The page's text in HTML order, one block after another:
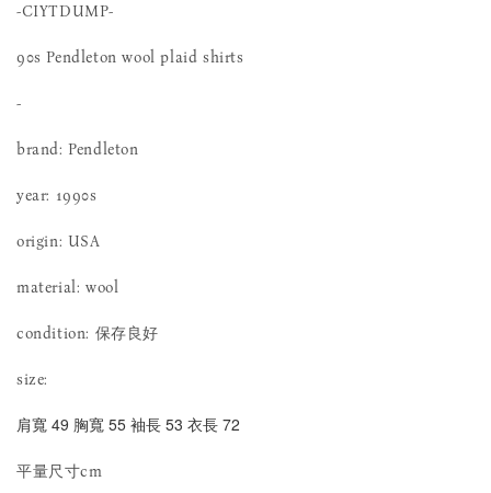
-CIYTDUMP-
90s Pendleton wool plaid shirts
-
brand: Pendleton
year: 1990s
origin: USA
material: wool
condition: 保存良好
size:
肩寬 49 胸寬 55 袖長 53 衣長 72
平量尺寸cm